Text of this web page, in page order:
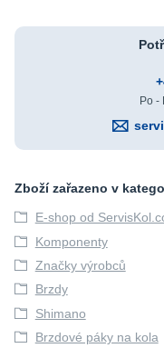
Po -
Zboží zařazeno v
E-shop od
Komponenty
Značky výrobců
Brzdy
Shimano
Brzdové páky na kola